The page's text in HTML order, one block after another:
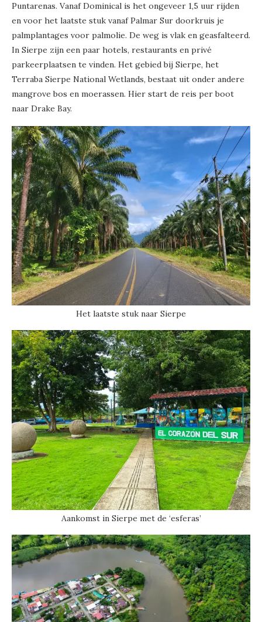
Puntarenas. Vanaf Dominical is het ongeveer 1,5 uur rijden
en voor het laatste stuk vanaf Palmar Sur doorkruis je
palmplantages voor palmolie. De weg is vlak en geasfalteerd.
In Sierpe zijn een paar hotels, restaurants en privé
parkeerplaatsen te vinden. Het gebied bij Sierpe, het
Terraba Sierpe National Wetlands, bestaat uit onder andere
mangrove bos en moerassen. Hier start de reis per boot
naar Drake Bay.
Het laatste stuk naar Sierpe
Aankomst in Sierpe met de ‘esferas’